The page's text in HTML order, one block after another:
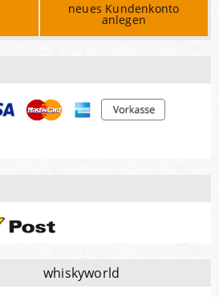
neues Kundenkonto
anlegen
whiskyworld